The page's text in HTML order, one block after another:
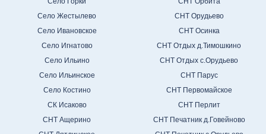
Село Жестылево
Село Ивановское
Село Игнатово
Село Ильино
Село Ильинское
Село Костино
СК Исаково
СНТ Ащерино
СНТ Орудьево
СНТ Осинка
СНТ Отдых д.Тимошкино
СНТ Отдых с.Орудьево
СНТ Парус
СНТ Первомайское
СНТ Перлит
СНТ Печатник д.Говейново